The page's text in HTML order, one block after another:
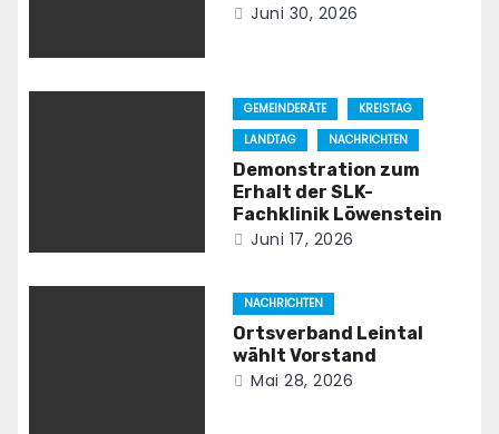
Juni 30, 2026
GEMEINDERÄTE
KREISTAG
LANDTAG
NACHRICHTEN
Demonstration zum
Erhalt der SLK-
Fachklinik Löwenstein
Juni 17, 2026
NACHRICHTEN
Ortsverband Leintal
wählt Vorstand
Mai 28, 2026